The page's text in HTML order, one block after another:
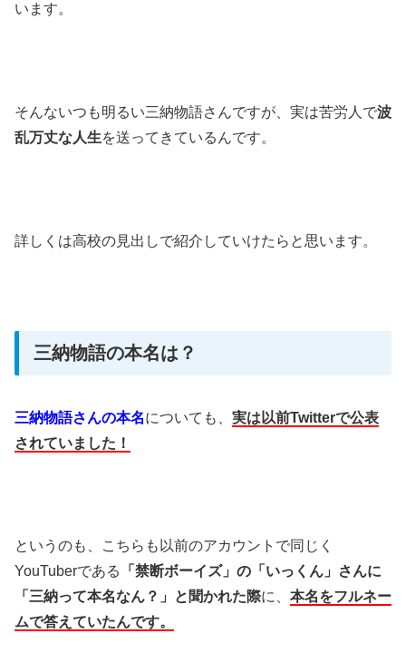
います。
そんないつも明るい三納物語さんですが、実は苦労人で波
乱万丈な人生を送ってきているんです。
詳しくは高校の見出しで紹介していけたらと思います。
三納物語の本名は？
三納物語さんの本名についても、 実は以前Twitterで公表
されていました！
というのも、こちらも以前のアカウントで同じく
YouTuberである
「禁断ボーイズ」の「いっくん」さんに
「三納って本名なん？」と聞かれた際に、 本名をフルネー
ムで答えていたんです。